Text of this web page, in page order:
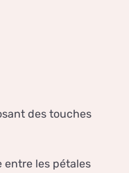
des touches
entre les pétales